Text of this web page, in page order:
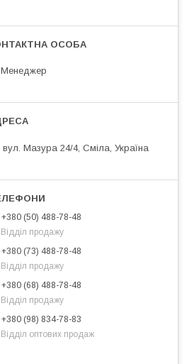
Менеджер
вул. Мазура 24/4, Сміла, Україна
+380 (50) 488-78-48
Відділ продажу
+380 (73) 488-78-48
Відділ продажу
+380 (68) 488-78-48
Відділ продажу
+380 (98) 834-78-83
Відділ оптових продаж